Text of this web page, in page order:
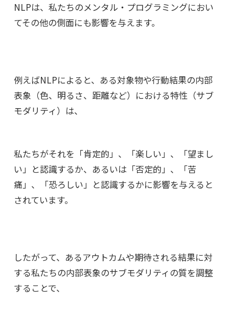
NLPは、私たちのメンタル・プログラミングにおい
てその他の側面にも影響を与えます。
例えばNLPによると、ある対象物や行動結果の内部
表象（色、明るさ、距離など）における特性（サブ
モダリティ）は、
私たちがそれを「肯定的」、「楽しい」、「望まし
い」と認識するか、 あるいは「否定的」、「苦
痛」、「恐ろしい」と認識するかに影響を与えると
されています。
したがって、あるアウトカムや期待される結果に対
する私たちの内部表象のサブモダリティの質を調整
することで、